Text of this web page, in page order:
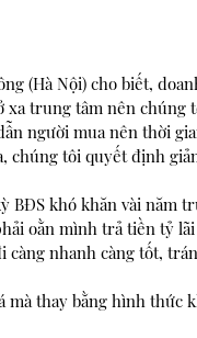
(Hà Nội) cho biết,
xa trung tâm nên
người mua nên thời
chúng tôi quyết định
BĐS khó khăn vài năm
oằn mình trả tiền tỷ
càng nhanh càng tốt,
mà thay bằng hình thức